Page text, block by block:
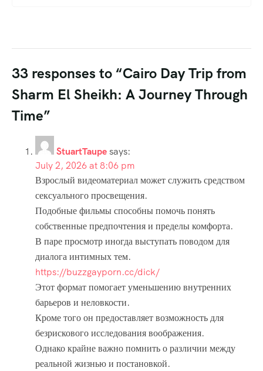
33 responses to “Cairo Day Trip from
Sharm El Sheikh: A Journey Through
Time”
StuartTaupesays:
July 2, 2026 at 8:06 pm
Взрослый видеоматериал может служить средством
сексуального просвещения.
Подобные фильмы способны помочь понять
собственные предпочтения и пределы комфорта.
В паре просмотр иногда выступать поводом для
диалога интимных тем.
https://buzzgayporn.cc/dick/
Этот формат помогает уменьшению внутренних
барьеров и неловкости.
Кроме того он предоставляет возможность для
безрискового исследования воображения.
Однако крайне важно помнить о различии между
реальной жизнью и постановкой.